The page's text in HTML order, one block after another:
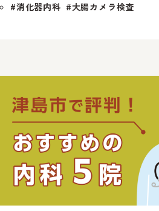
#消化器内科 #大腸カメラ検査